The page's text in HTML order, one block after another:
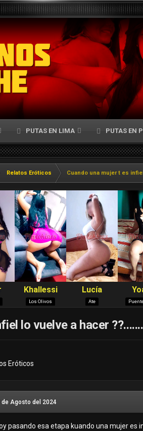
PUTAS EN LIMA PUTAS EN
Relatos Eróticos Cuando una mujer t es
lo vuelve a hacer ??.......
Eróticos
de Agosto del 2024
pasando esa etapa kuando una mujer es